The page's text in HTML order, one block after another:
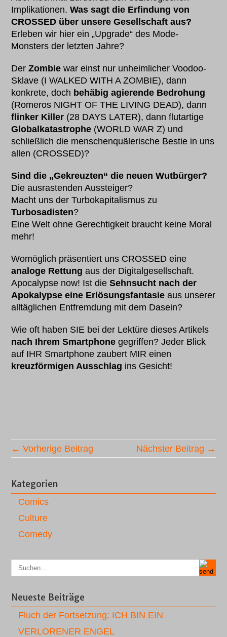
Implikationen.Was sagt die Erfindung von
CROSSED über unsere Gesellschaft aus?
Erleben wir hier ein „Upgrade“ des Mode-
Monsters der letzten Jahre?
DerZombie war einst nur unheimlicher Voodoo-
Sklave (I WALKED WITH A ZOMBIE), dann
konkrete, doch behäbig agierende Bedrohung
(Romeros NIGHT OF THE LIVING DEAD), dann
flinker Killer (28 DAYS LATER), dann flutartige
Globalkatastrophe (WORLD WAR Z) und
schließlich die menschenquälerische Bestie in uns
allen (CROSSED)?
Sind die „Gekreuzten“ die neuen Wutbürger?
Die ausrastenden Aussteiger?
Macht uns der Turbokapitalismus zu
Turbosadisten?
Eine Welt ohne Gerechtigkeit braucht keine Moral
mehr!
Womöglich präsentiert uns CROSSED eine
analoge Rettung aus der Digitalgesellschaft.
Apocalypse now! Ist dieSehnsucht nach der
Apokalypse eine Erlösungsfantasie aus unserer
alltäglichen Entfremdung mit dem Dasein?
Wie oft haben SIE bei der Lektüre dieses Artikels
nach Ihrem Smartphone gegriffen? Jeder Blick
auf IHR Smartphone zaubert MIR einen
kreuzförmigen Ausschlag ins Gesicht!
← Vorherige Beitrag Nächster Beitrag →
Kategorien
Comics
Culture
Comedy
Neueste Beiträge
Fluch der Fortsetzung: ICH BIN EIN
VERLORENER ENGEL